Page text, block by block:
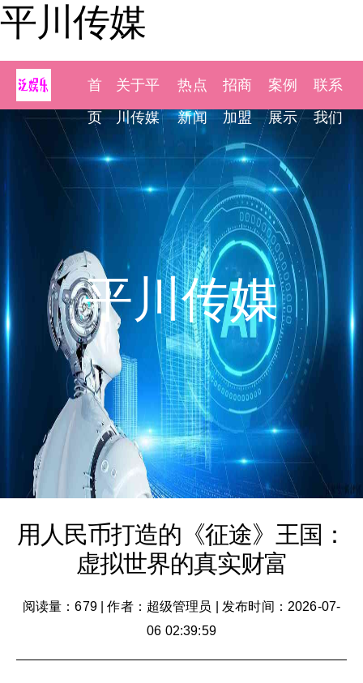
平川传媒
首
页
关于平
川传媒
热点
新闻
招商
加盟
案例
展示
联系
我们
平川传媒
用人民币打造的《征途》王国：
虚拟世界的真实财富
阅读量：679|作者：超级管理员
发布时间：2026-07-
06 02:39:59